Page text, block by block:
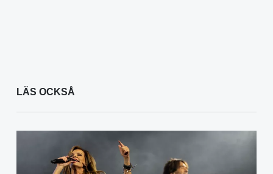
LÄS OCKSÅ